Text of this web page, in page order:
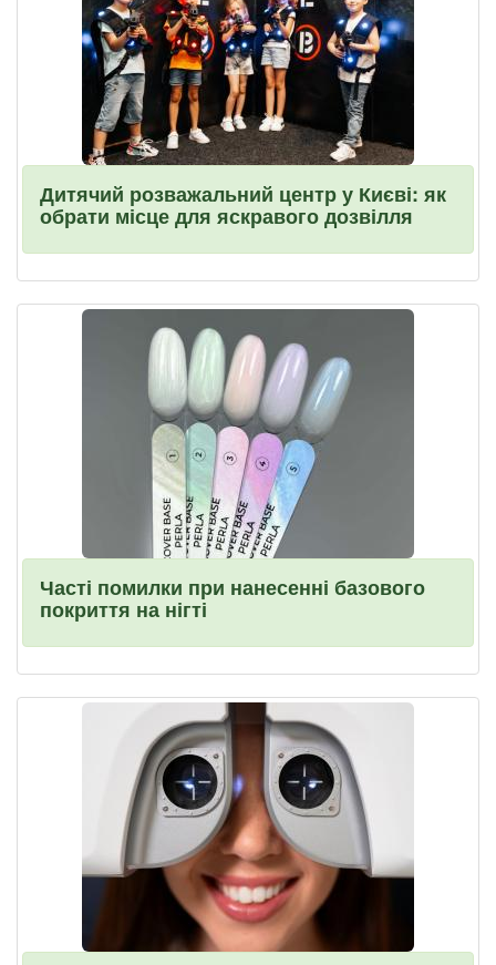
Дитячий розважальний центр у Києві: як
обрати місце для яскравого дозвілля
Часті помилки при нанесенні базового
покриття на нігті